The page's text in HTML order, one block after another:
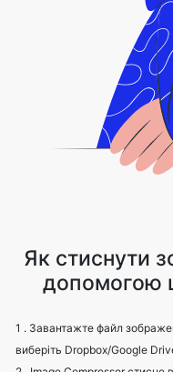
1 . Завантажте файл
виберіть Dropbox/Google
2 . Image Compressor стисне